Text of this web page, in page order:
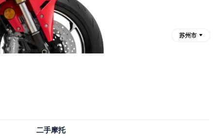
苏州市
二手摩托